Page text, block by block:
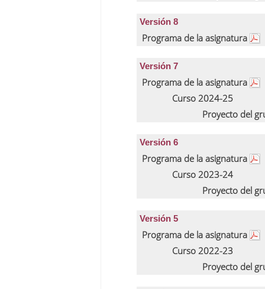
Versión 8
Programa de la asignatura
Versión 7
Programa de la asignatura
Curso 2024-25
Proyecto del
Versión 6
Programa de la asignatura
Curso 2023-24
Proyecto del
Versión 5
Programa de la asignatura
Curso 2022-23
Proyecto del